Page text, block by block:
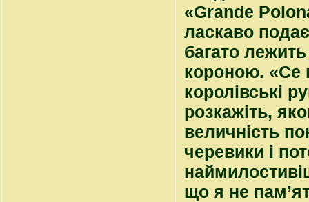
«Grande
ласкаво
багато
короною. «Се
королівські
розкажіть,
величність
черевики і
що я не